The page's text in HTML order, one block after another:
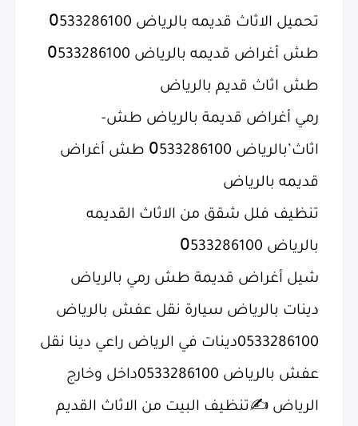
؜تحميل الاثاث قديمه بالرياض 0َ533286100
؜طش أغراض قديمه بالرياض 0َ533286100
؜طش اثاث قديم بالرياض
؜رمي أغراض قديمة بالرياض طش-
اثاث’بالرياض 0َ533286100 طش أغراض
قديمه بالرياض
؜تنظيف فلل شقق من الاثاث القديمه
بالرياض 0َ533286100
؜شيل أغراض قديمة طش رمي بالرياض
؜دينات بالرياض سيارة نقل عفش بالرياض
0533286100دينات في الرياض راعي دينا نقل
عفش بالرياض 0533286100داخل وخارج
الرياض ✍تنظيف البيت من الاثاث القديم